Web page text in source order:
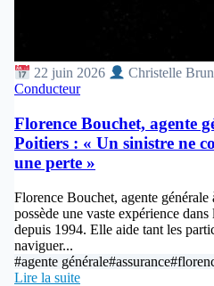
22 juin 2026 Christelle
Conducteur
Florence Bouchet, agente
Poitiers : « Un sinistre ne
une perte »
Florence Bouchet, agente
possède une vaste expérience
depuis 1994. Elle aide tant les
naviguer...
#agente générale#assurance
Lire la suite